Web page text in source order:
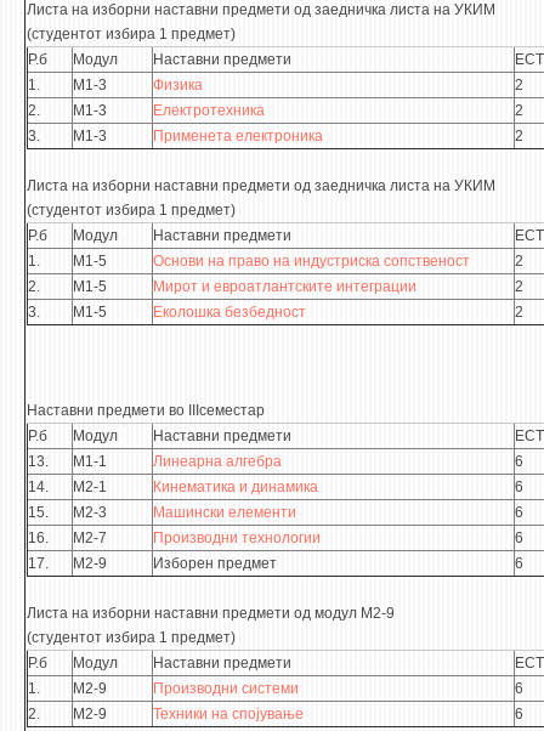
МЕЃУНАРОДНА РАЗМЕНА
ЕКВИВАЛЕНЦИИ ОД СТАРИ СТУДИСКИ ПРОГРАМИ
ОГЛАСНА ТАБЛА
СТУДЕНТСКА СЛУЖБА
БИБЛИОТЕКА
ДА ВИНЧИ МАГАЗИН
ПРАКСИ
КОНТАКТ
Листа на изборни наставни предмети од заедничка листа на УКИМ
(студентот избира 1 предмет)
Р.б
Модул Наставни предмети
1.
М1-3 Физика
2
2.
М1-3 Електротехника
2
3.
М1-3 Применета електроника 2
Листа на изборни наставни предмети од заедничка листа на УКИМ
(студентот избира 1 предмет)
Р.б
Модул Наставни предмети
1.
М1-5 Основи на право на индустриска сопственост
2
2.
М1-5 Мирот и евроатлантските интеграции
2
3.
М1-5 Еколошка безбедност 2
Наставни предмети во IIIсеместар
Р.б
Модул Наставни предмети
13.
М1-1 Линеарна алгебра
6
14.
М2-1 Кинематика и динамика
6
15.
М2-3 Машински елементи
6
16.
М2-7 Производни технологии
6
17.
М2-9 Изборен предмет 6
Листа на изборни наставни предмети од модул М2-9
(студентот избира 1 предмет)
Р.б
Модул Наставни предмети
1.
М2-9 Производни системи
6
2.
М2-9 Техники на спојување 6